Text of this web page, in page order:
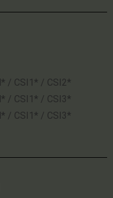
/ CSI1* / CSI2*
/ CSI1* / CSI3*
/ CSI1* / CSI3*